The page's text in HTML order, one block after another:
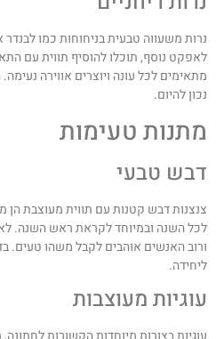
משעווה טבעית בניחוחות כמו לבנדר או
נוסף, תוכלו להוסיף תווית עם
להיום.
טעימות
טבעי
דבש קטנות עם תווית מעוצבת הן
השנה ובמיוחד לקראת ראש השנה. לא
מעוצבות